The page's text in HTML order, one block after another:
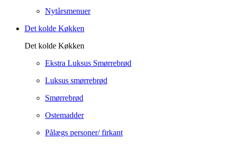
Nytårsmenuer
Det kolde Køkken
Det kolde Køkken
Ekstra Luksus Smørrebrød
Luksus smørrebrød
Smørrebrød
Ostemadder
Pålægs personer/ firkant